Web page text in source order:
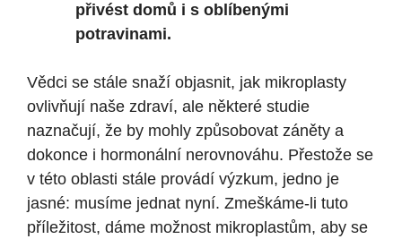
přivést domů i s oblíbenými
potravinami.
Vědci se stále snaží objasnit, jak mikroplasty
ovlivňují naše zdraví, ale některé studie
naznačují, že by mohly způsobovat záněty a
dokonce i hormonální nerovnováhu. Přestože se
v této oblasti stále provádí výzkum, jedno je
jasné: musíme jednat nyní. Zmeškáme-li tuto
příležitost, dáme možnost mikroplastům, aby se